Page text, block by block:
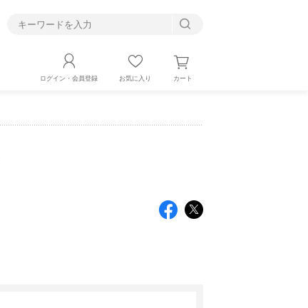
ログイン・会員登録 お気に入り カート